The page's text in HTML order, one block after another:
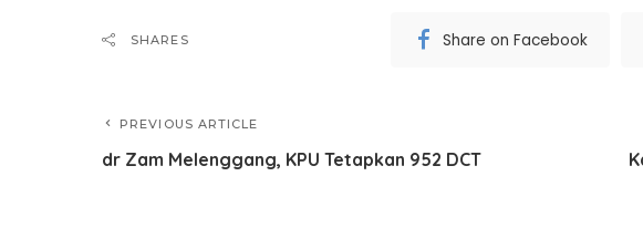
SHARES Share on Facebook
PREVIOUS ARTICLE
dr Zam Melenggang, KPU Tetapkan 952 DCT